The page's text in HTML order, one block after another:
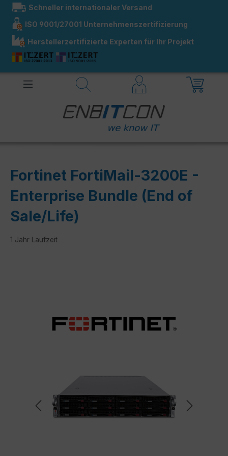
springen
Schneller internationaler Versand
ISO 9001/27001 Unternehmenszertifizierung
Herstellerzertifizierte Experten für Ihr Projekt
Fortinet FortiMail-3200E -
Enterprise Bundle (End of
Sale/Life)
1 Jahr Laufzeit